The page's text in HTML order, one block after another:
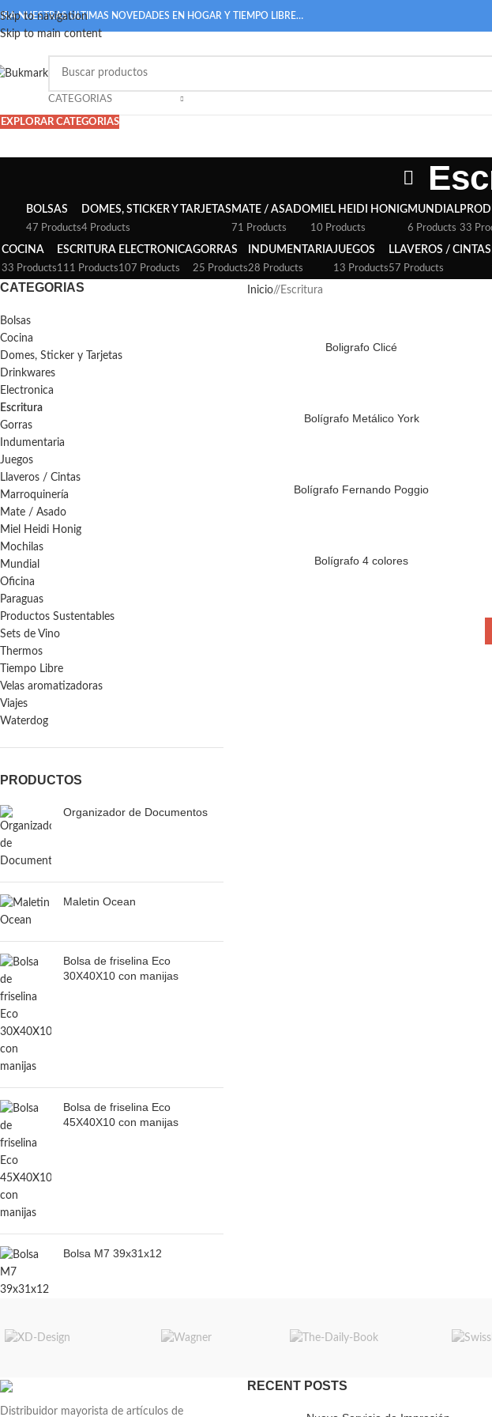
Skip to navigation
Skip to main content
NUESTRAS ULTIMAS NOVEDADES EN HOGAR Y TIEMPO LIBRE…
CATEGORIAS
EXPLORAR CATEGORIAS
BOLSAS
47 Products
DOMES, STICKER Y TARJETAS
4 Products
MATE / ASADO
71 Products
MIEL HEIDI HONIG
10 Products
MUNDIAL
6 Products 33
COCINA
33 Products
ESCRITURA
111 Products
ELECTRONICA
107 Products
GORRAS
25 Products
INDUMENTARIA
28 Products
JUEGOS
13 Products
LLAVEROS / CINTAS
57 Products
CATEGORIAS
Bolsas
Cocina
Domes, Sticker y Tarjetas
Drinkwares
Electronica
Escritura
Gorras
Indumentaria
Juegos
Llaveros / Cintas
Marroquinería
Mate / Asado
Miel Heidi Honig
Mochilas
Mundial
Oficina
Paraguas
Productos Sustentables
Sets de Vino
Thermos
Tiempo Libre
Velas aromatizadoras
Viajes
Waterdog
PRODUCTOS
Organizador de Documentos
Maletin Ocean
Bolsa de friselina Eco
30X40X10 con manijas
Bolsa de friselina Eco
45X40X10 con manijas
Bolsa M7 39x31x12
Inicio/ Escritura
Boligrafo Clicé
Bolígrafo Metálico York
Bolígrafo Fernando Poggio
Bolígrafo 4 colores
Distribuidor mayorista de artículos de
RECENT POSTS